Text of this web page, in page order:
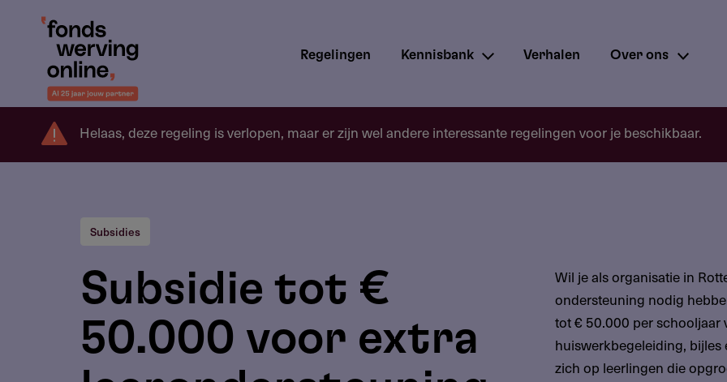
Overslaan
inhoud
HoofdnavigatieRegelingen Kennisbank Verhalen Over ons
Helaas, deze regeling is verlopen, maar er zijn wel andere interessante regelingen voor je beschikbaar.
Subsidies
Subsidie tot €
50.000 voor extra
Wil je als organisatie in
ondersteuning nodig
tot € 50.000 per schooljaar
huiswerkbegeleiding,
zich op leerlingen die